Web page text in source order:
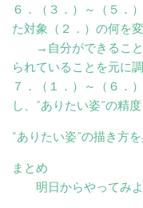
６．（３．）～（５．
た対象（２．）の何を
→自分ができること
られていることを元に調
７．（１．）～（６．
し、”ありたい姿”の精度
“ありたい姿”の描き方
まとめ
明日からやってみよ